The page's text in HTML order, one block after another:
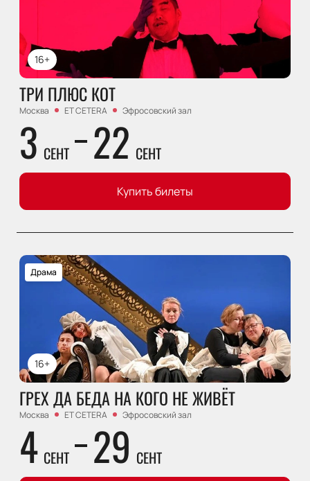
16+
ТРИ ПЛЮС КОТ
Москва ET CETERA Эфросовский зал
3 СЕНТ 22 СЕНТ
Купить билеты
16+
Драма
ГРЕХ ДА БЕДА НА КОГО НЕ ЖИВЁТ
Москва ET CETERA Эфросовский зал
4 СЕНТ 29 СЕНТ